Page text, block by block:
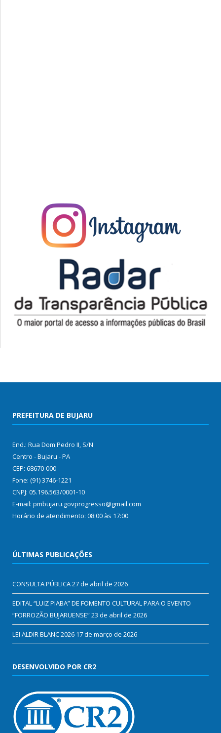
PREFEITURA DE BUJARU
End.: Rua Dom Pedro II, S/N
Centro - Bujaru - PA
CEP: 68670-000
Fone: (91) 3746-1221
CNPJ: 05.196.563/0001-10
E-mail: pmbujaru.govprogresso@gmail.com
Horário de atendimento: 08:00 às 17:00
ÚLTIMAS PUBLICAÇÕES
CONSULTA PÚBLICA27 de abril de 2026
EDITAL “LUIZ PIABA” DE FOMENTO CULTURAL PARA O EVENTO
“FORROZÃO BUJARUENSE”23 de abril de 2026
LEI ALDIR BLANC 2026 17 de março de 2026
DESENVOLVIDO POR CR2